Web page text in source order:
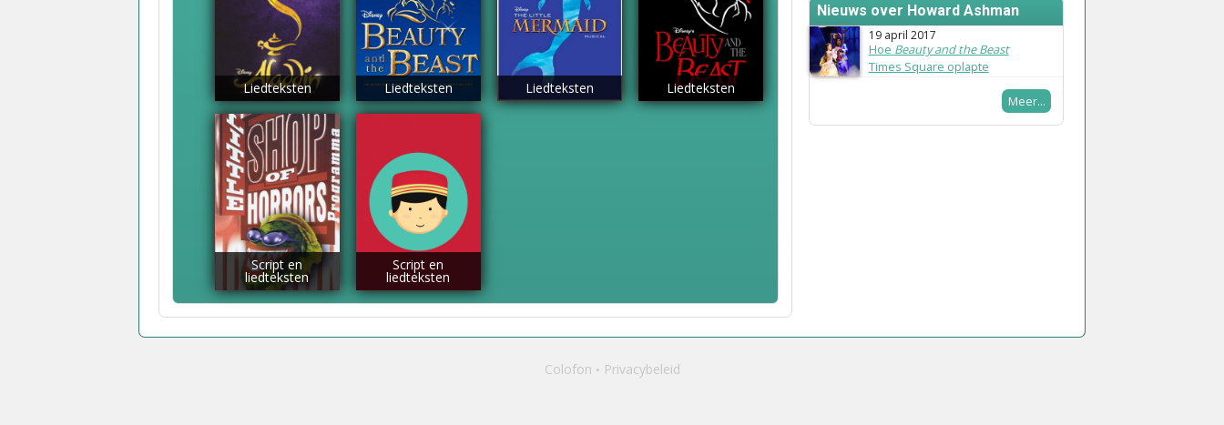
Liedteksten Liedteksten Liedteksten Liedteksten
Script en
liedteksten
Script en
liedteksten
Nieuws over Howard Ashman
19 april 2017
Hoe Beauty and the Beast
Times Square oplapte
Meer...
Colofon Privacybeleid